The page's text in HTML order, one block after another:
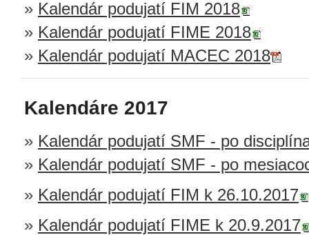
» Kalendár podujatí FIM 2018
» Kalendár podujatí FIME 2018
» Kalendár podujatí MACEC 2018
Kalendáre 2017
» Kalendár podujatí SMF - po
» Kalendár podujatí SMF - po
» Kalendár podujatí FIM k 26.10.2017
» Kalendár podujatí FIME k 20.9.2017